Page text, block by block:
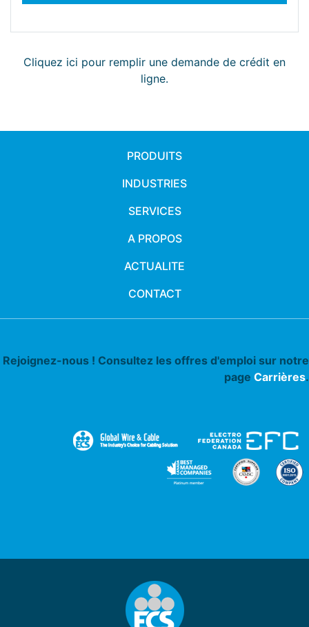
Cliquez ici pour remplir une demande de crédit en
ligne.
PRODUITS
INDUSTRIES
SERVICES
A PROPOS
ACTUALITE
CONTACT
Rejoignez-nous ! Consultez les offres d'emploi sur notre
page Carrières.